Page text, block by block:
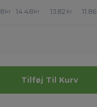
kr 14.48 kr 13.82 kr 11.86
Tilføj Til Kurv